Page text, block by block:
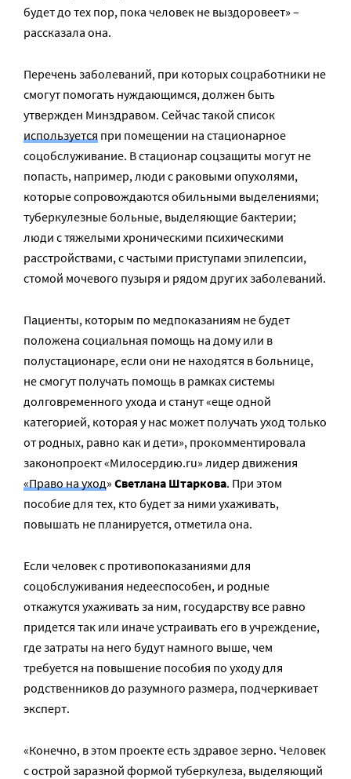
будет до тех пор, пока человек не выздоровеет» –
рассказала она.
Перечень заболеваний, при которых соцработники не
смогут помогать нуждающимся, должен быть
утвержден Минздравом. Сейчас такой список
используется при помещении на стационарное
соцобслуживание. В стационар соцзащиты могут не
попасть, например, люди с раковыми опухолями,
которые сопровождаются обильными выделениями;
туберкулезные больные, выделяющие бактерии;
люди с тяжелыми хроническими психическими
расстройствами, с частыми приступами эпилепсии,
стомой мочевого пузыря и рядом других заболеваний.
Пациенты, которым по медпоказаниям не будет
положена социальная помощь на дому или в
полустационаре, если они не находятся в больнице,
не смогут получать помощь в рамках системы
долговременного ухода и станут «еще одной
категорией, которая у нас может получать уход только
от родных, равно как и дети», прокомментировала
законопроект «Милосердию.ru» лидер движения
«Право на уход» Светлана Штаркова. При этом
пособие для тех, кто будет за ними ухаживать,
повышать не планируется, отметила она.
Если человек с противопоказаниями для
соцобслуживания недееспособен, и родные
откажутся ухаживать за ним, государству все равно
придется так или иначе устраивать его в учреждение,
где затраты на него будут намного выше, чем
требуется на повышение пособия по уходу для
родственников до разумного размера, подчеркивает
эксперт.
«Конечно, в этом проекте есть здравое зерно. Человек
с острой заразной формой туберкулеза, выделяющий